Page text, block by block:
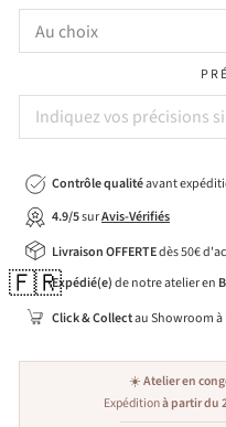
Contrôle qualitéavant
4.9/5surAvis-Vérifiés
Livraison OFFERTEdès 50€
🇫🇷Expédié(e)de notre atelier en
Click & Collectau Showroom à
☀️Atelier en
Expéditionà partir du